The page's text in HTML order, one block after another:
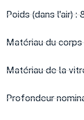
Poids (dans l'air) :
Matériau du
Matériau de la
Profondeur